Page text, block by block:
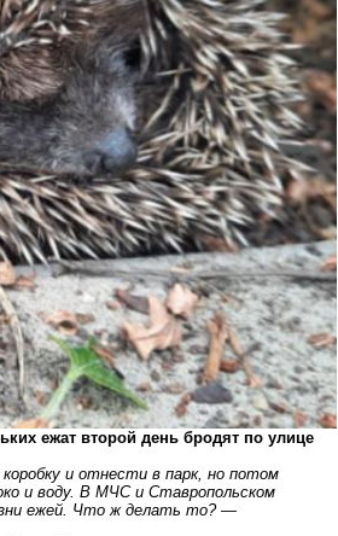
ежат второй день бродят по улице
и отнести в парк, но потом
и воду. В МЧС и Ставропольском
ежей. Что ж делать то?―